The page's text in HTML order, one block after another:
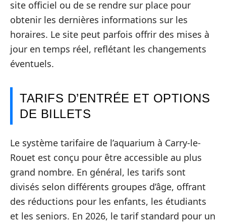
site officiel ou de se rendre sur place pour
obtenir les dernières informations sur les
horaires. Le site peut parfois offrir des mises à
jour en temps réel, reflétant les changements
éventuels.
TARIFS D’ENTRÉE ET OPTIONS
DE BILLETS
Le système tarifaire de l’aquarium à Carry-le-
Rouet est conçu pour être accessible au plus
grand nombre. En général, les tarifs sont
divisés selon différents groupes d’âge, offrant
des réductions pour les enfants, les étudiants
et les seniors. En 2026, le tarif standard pour un